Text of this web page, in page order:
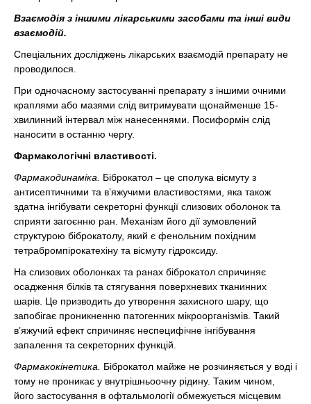
Взаємодія з іншими лікарськими засобами та інші види
взаємодій.
Спеціальних досліджень лікарських взаємодій препарату не
проводилося.
При одночасному застосуванні препарату з іншими очними
краплями або мазями слід витримувати щонайменше 15-
хвилинний інтервал між нанесеннями. Посиформін слід
наносити в останню чергу.
Фармакологічні властивості.
Фармакодинаміка.
Біброкатол – це сполука вісмуту з
антисептичними та в’яжучими властивостями, яка також
здатна інгібувати секреторні функції слизових оболонок та
сприяти загоєнню ран. Механізм його дії зумовлений
структурою біброкатолу, який є фенольним похідним
тетрабромпірокатехіну та вісмуту гідроксиду.
На слизових оболонках та ранах біброкатол спричиняє
осадження білків та стягування поверхневих тканинних
шарів. Це призводить до утворення захисного шару, що
запобігає проникненню патогенних мікроорганізмів. Такий
в’яжучий ефект спричиняє неспецифічне інгібування
запалення та секреторних функцій.
Фармакокінетика. Біброкатол майже не розчиняється у воді і
тому не проникає у внутрішньоочну рідину. Таким чином,
його застосування в офтальмології обмежується місцевим